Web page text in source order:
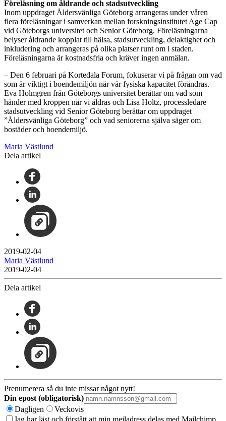
Föreläsning om åldrande och stadsutveckling
Inom uppdraget Åldersvänliga Göteborg arrangeras under våren
flera föreläsningar i samverkan mellan forskningsinstitutet Age Cap
vid Göteborgs universitet och Senior Göteborg. Föreläsningarna
belyser åldrande kopplat till hälsa, stadsutveckling, delaktighet och
inkludering och arrangeras på olika platser runt om i staden.
Föreläsningarna är kostnadsfria och kräver ingen anmälan.
– Den 6 februari på Kortedala Forum, fokuserar vi på frågan om vad
som är viktigt i boendemiljön när vår fysiska kapacitet förändras.
Eva Holmgren från Göteborgs universitet berättar om vad som
händer med kroppen när vi åldras och Lisa Holtz, processledare
stadsutveckling vid Senior Göteborg berättar om uppdraget
”Åldersvänliga Göteborg” och vad seniorerna själva säger om
bostäder och boendemiljö.
Maria Västlund
Dela artikel
2019-02-04
Maria Västlund
2019-02-04
Dela artikel
Prenumerera så du inte missar något nytt!
Din epost (obligatorisk)
Dagligen
Veckovis
Jag har läst och förstått att min mejladress delas med Mailchimp